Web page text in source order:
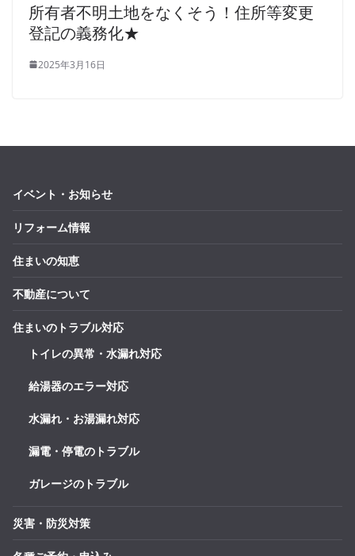
所有者不明土地をなくそう！住所等変更
登記の義務化★
2025年3月16日
イベント・お知らせ
リフォーム情報
住まいの知恵
不動産について
住まいのトラブル対応
トイレの異常・水漏れ対応
給湯器のエラー対応
水漏れ・お湯漏れ対応
漏電・停電のトラブル
ガレージのトラブル
災害・防災対策